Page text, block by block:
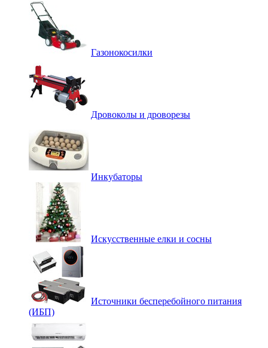
Газонокосилки
Дровоколы и дроворезы
Инкубаторы
Искусственные елки и сосны
Источники бесперебойного питания
(ИБП)